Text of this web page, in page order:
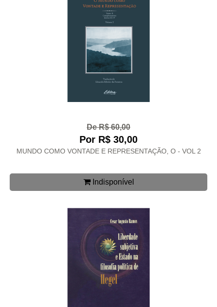
De R$ 60,00
Por R$ 30,00
MUNDO COMO VONTADE E REPRESENTAÇÃO, O - VOL 2
Indisponível